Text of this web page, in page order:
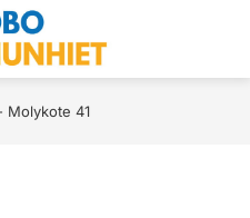
Molykote 41